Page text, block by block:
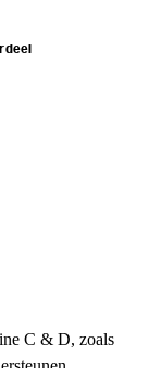
C & D, zoals